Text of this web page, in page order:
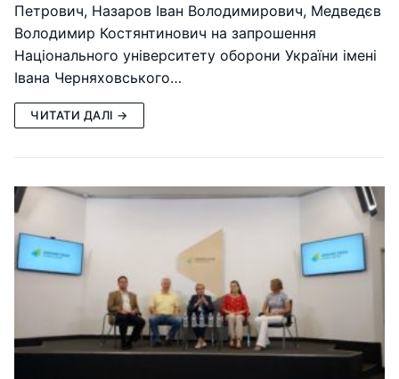
Петрович, Назаров Іван Володимирович, Медведєв
Володимир Костянтинович на запрошення
Національного університету оборони України імені
Івана Черняховського…
ЧИТАТИ ДАЛІ →